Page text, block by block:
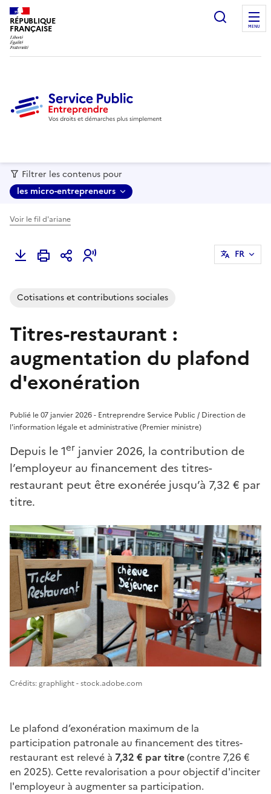
RÉPUBLIQUE
FRANÇAISE MENU
Filtrer les contenus pour
les micro-entrepreneurs
Voir le fil d'ariane
FR
Cotisations et contributions sociales
Titres-restaurant :
augmentation du plafond
d'exonération
Publié le 07 janvier 2026 - Entreprendre Service Public / Direction de
l'information légale et administrative (Premier ministre)
Depuis le 1er janvier 2026, la contribution de
l’employeur au financement des titres-
restaurant peut être exonérée jusqu’à 7,32 € par
titre.
Image 1
Crédits: graphlight - stock.adobe.com
Le plafond d’exonération maximum de la
participation patronale au financement des titres-
restaurant est relevé à 7,32 € par titre(contre 7,26 €
en 2025). Cette revalorisation a pour objectif d'inciter
l'employeur à augmenter sa participation.